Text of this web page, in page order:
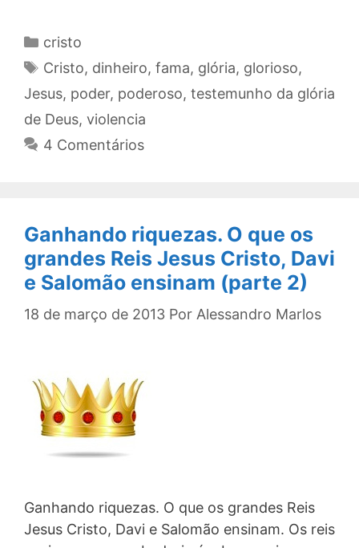
Categorias
cristo
Tags
Cristo, dinheiro, fama, glória, glorioso,
Jesus, poder, poderoso, testemunho da glória
de Deus, violencia
4 Comentários
Ganhando riquezas. O que os
grandes Reis Jesus Cristo, Davi
e Salomão ensinam (parte 2)
18 de março de 2013 Por Alessandro Marlos
Ganhando riquezas. O que os grandes Reis
Jesus Cristo, Davi e Salomão ensinam. Os reis